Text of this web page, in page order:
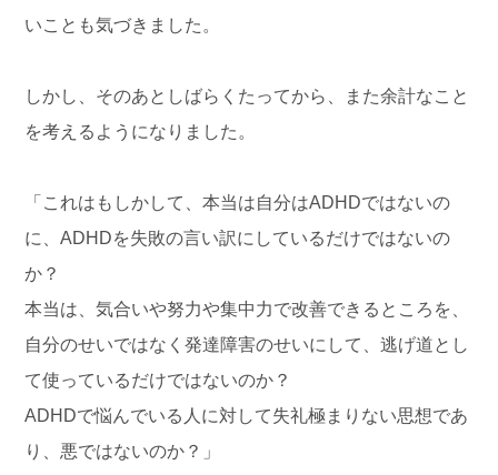
いことも気づきました。
しかし、そのあとしばらくたってから、また余計なこと
を考えるようになりました。
「これはもしかして、本当は自分はADHDではないの
に、ADHDを失敗の言い訳にしているだけではないの
か？
本当は、気合いや努力や集中力で改善できるところを、
自分のせいではなく発達障害のせいにして、逃げ道とし
て使っているだけではないのか？
ADHDで悩んでいる人に対して失礼極まりない思想であ
り、悪ではないのか？」